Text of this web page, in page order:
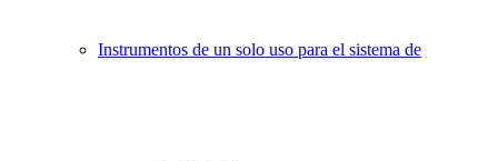
Instrumentos de un solo uso para el sistema de